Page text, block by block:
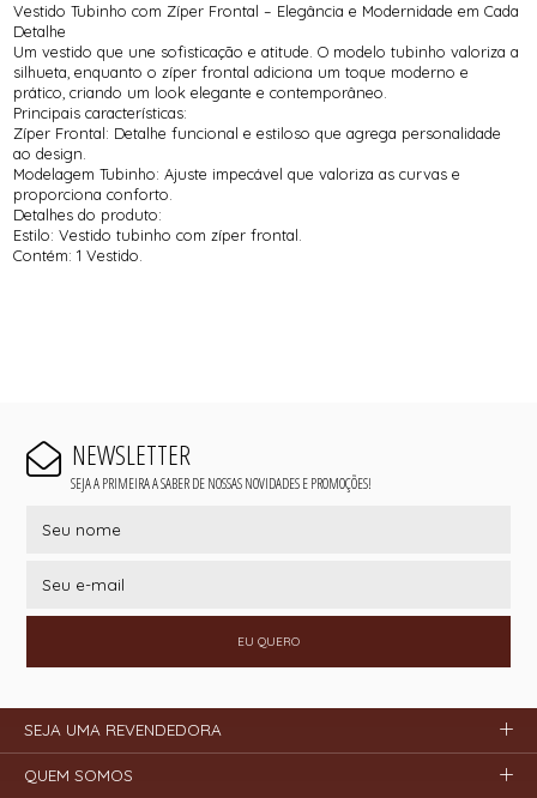
Vestido Tubinho com Zíper Frontal – Elegância e Modernidade em Cada
Detalhe
Um vestido que une sofisticação e atitude. O modelo tubinho valoriza a
silhueta, enquanto o zíper frontal adiciona um toque moderno e
prático, criando um look elegante e contemporâneo.
Principais características:
Zíper Frontal: Detalhe funcional e estiloso que agrega personalidade
ao design.
Modelagem Tubinho: Ajuste impecável que valoriza as curvas e
proporciona conforto.
Detalhes do produto:
Estilo: Vestido tubinho com zíper frontal.
Contém: 1 Vestido.
NEWSLETTER
SEJA A PRIMEIRA A SABER DE NOSSAS NOVIDADES E PROMOÇÕES!
EU QUERO
SEJA UMA REVENDEDORA
QUEM SOMOS